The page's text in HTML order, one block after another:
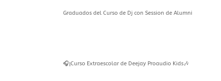
Graduados del Curso de Dj con Session de Alumni
🎧¡Curso Extraescolar de Deejay Proaudio Kids🎶